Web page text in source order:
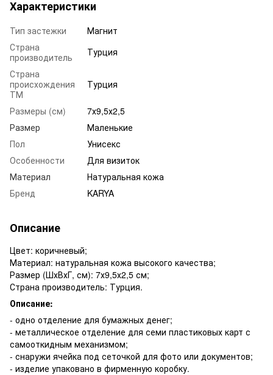
Характеристики
Тип застежки
Магнит
Страна
производитель
Турция
Страна
происхождения
ТМ
Турция
Размеры (см)
7х9,5х2,5
Размер
Маленькие
Пол
Унисекс
Особенности
Для визиток
Материал
Натуральная кожа
Бренд
KARYA
Описание
Цвет: коричневый;
Материал: натуральная кожа высокого качества;
Размер (ШхВхГ, см): 7х9,5х2,5 см;
Страна производитель: Турция.
Описание:
- одно отделение для бумажных денег;
- металлическое отделение для семи пластиковых карт с
самооткидным механизмом;
- снаружи ячейка под сеточкой для фото или документов;
- изделие упаковано в фирменную коробку.